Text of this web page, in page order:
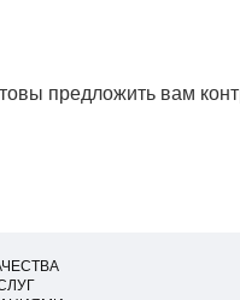
предложить вам